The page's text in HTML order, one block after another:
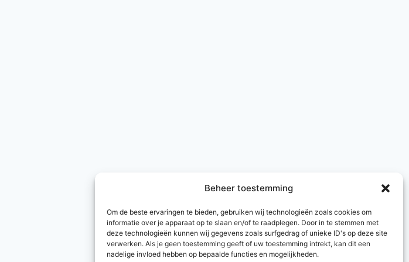
Beheer toestemming
Om de beste ervaringen te bieden, gebruiken wij technologieën zoals cookies om
informatie over je apparaat op te slaan en/of te raadplegen. Door in te stemmen met
deze technologieën kunnen wij gegevens zoals surfgedrag of unieke ID's op deze site
verwerken. Als je geen toestemming geeft of uw toestemming intrekt, kan dit een
nadelige invloed hebben op bepaalde functies en mogelijkheden.